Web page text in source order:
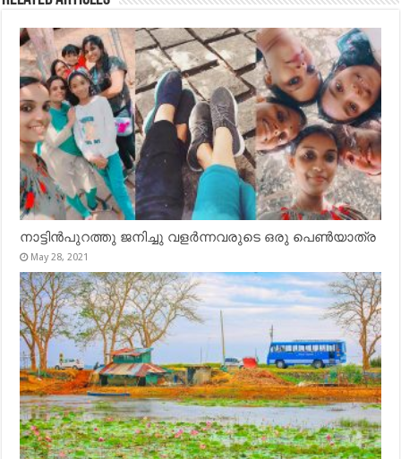
നാട്ടിൻപുറത്തു ജനിച്ചു വളർന്നവരുടെ ഒരു പെൺയാത്ര
May 28, 2021